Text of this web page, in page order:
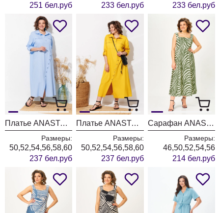
251 бел.руб
233 бел.руб
233 бел.руб
Платье ANASTASIA MAK 1330 голубой
Размеры:
50,52,54,56,58,60
237 бел.руб
Платье ANASTASIA MAK 1330 желтый
Размеры:
50,52,54,56,58,60
237 бел.руб
Сарафан ANASTASIA MAK 1268 зеленый+молочный
Размеры:
46,50,52,54,56
214 бел.руб